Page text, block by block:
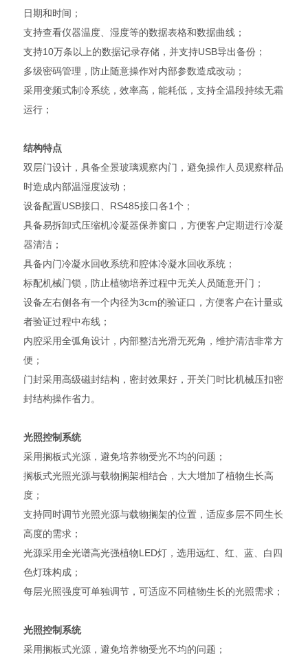
日期和时间；
支持查看仪器温度、湿度等的数据表格和数据曲线；
支持10万条以上的数据记录存储，并支持USB导出备份；
多级密码管理，防止随意操作对内部参数造成改动；
采用变频式制冷系统，效率高，能耗低，支持全温段持续无霜
运行；
结构特点
双层门设计，具备全景玻璃观察内门，避免操作人员观察样品
时造成内部温湿度波动；
设备配置USB接口、RS485接口各1个；
具备易拆卸式压缩机冷凝器保养窗口，方便客户定期进行冷凝
器清洁；
具备内门冷凝水回收系统和腔体冷凝水回收系统；
标配机械门锁，防止植物培养过程中无关人员随意开门；
设备左右侧各有一个内径为3cm的验证口，方便客户在计量或
者验证过程中布线；
内腔采用全弧角设计，内部整洁光滑无死角，维护清洁非常方
便；
门封采用高级磁封结构，密封效果好，开关门时比机械压扣密
封结构操作省力。
光照控制系统
采用搁板式光源，避免培养物受光不均的问题；
搁板式光照光源与载物搁架相结合，大大增加了植物生长高
度；
支持同时调节光照光源与载物搁架的位置，适应多层不同生长
高度的需求；
光源采用全光谱高光强植物LED灯，选用远红、红、蓝、白四
色灯珠构成；
每层光照强度可单独调节，可适应不同植物生长的光照需求；
光照控制系统
采用搁板式光源，避免培养物受光不均的问题；